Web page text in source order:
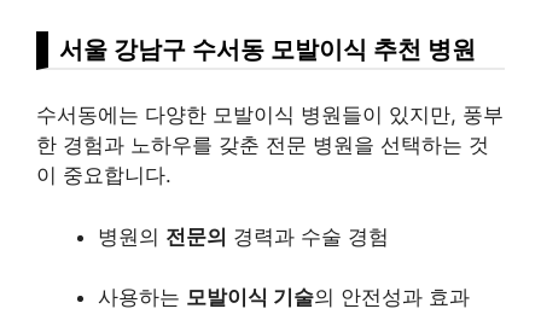
서울 강남구 수서동 모발이식 추천 병원
수서동에는 다양한 모발이식 병원들이 있지만, 풍부
한 경험과 노하우를 갖춘 전문 병원을 선택하는 것
이 중요합니다.
병원의 전문의 경력과 수술 경험
사용하는 모발이식 기술의 안전성과 효과